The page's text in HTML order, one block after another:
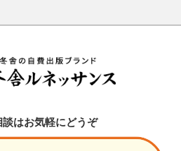
談はお気軽にどうぞ